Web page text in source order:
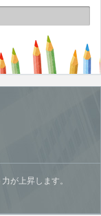
が上昇します。